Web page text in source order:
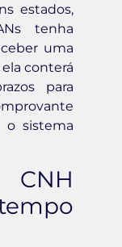
estados,
tenha
uma
conterá
para
o sistema